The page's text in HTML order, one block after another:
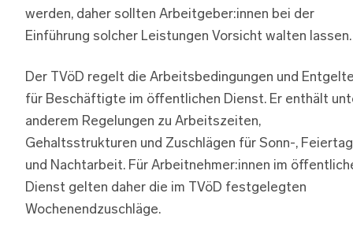
werden, daher sollten Arbeitgeber:innen bei der
Einführung solcher Leistungen Vorsicht walten lassen.
Der TVöD regelt die Arbeitsbedingungen und
für Beschäftigte im öffentlichen Dienst. Er enthält
anderem Regelungen zu Arbeitszeiten,
Gehaltsstrukturen und Zuschlägen für Sonn-,
und Nachtarbeit. Für Arbeitnehmer:innen im
Dienst gelten daher die im TVöD festgelegten
Wochenendzuschläge.